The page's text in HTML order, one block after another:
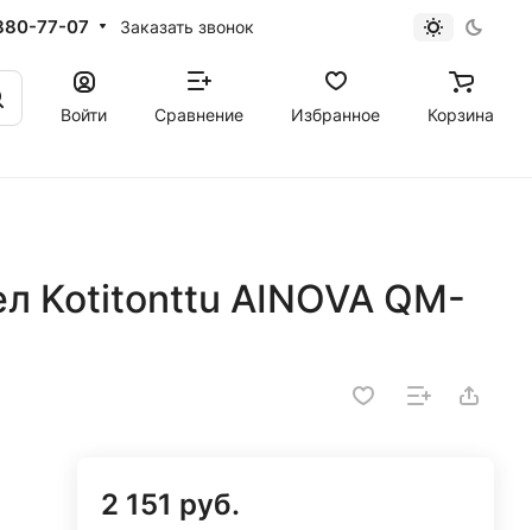
77-07 Заказать звонок
Войти
Сравнение Избранное Корзина
Kotitonttu AINOVA QM-
2 151 руб.